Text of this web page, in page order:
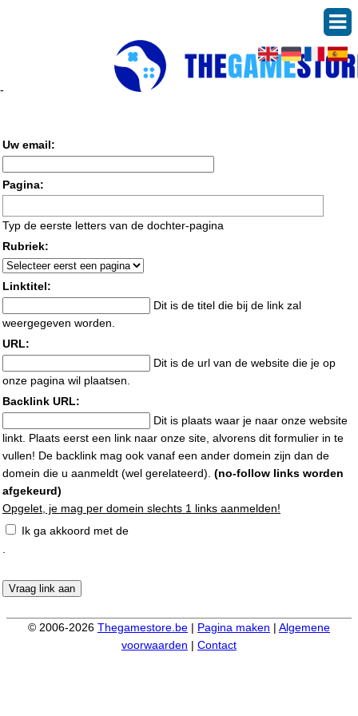
Verzend een linkpartnerverzoek
-
Uw email:
Pagina:
Typ de eerste letters van de dochter-pagina
Rubriek:
Linktitel:
Dit is de titel die bij de link zal
weergegeven worden.
URL:
Dit is de url van de website die je op
onze pagina wil plaatsen.
Backlink URL:
Dit is plaats waar je naar onze website
linkt. Plaats eerst een link naar onze site, alvorens dit formulier in te
vullen! De backlink mag ook vanaf een ander domein zijn dan de
domein die u aanmeldt (wel gerelateerd). (no-follow links worden
afgekeurd)
Opgelet, je mag per domein slechts 1 links aanmelden!
Ik ga akkoord met de
© 2006-2026 Thegamestore.be | Pagina maken | Algemene
voorwaarden | Contact